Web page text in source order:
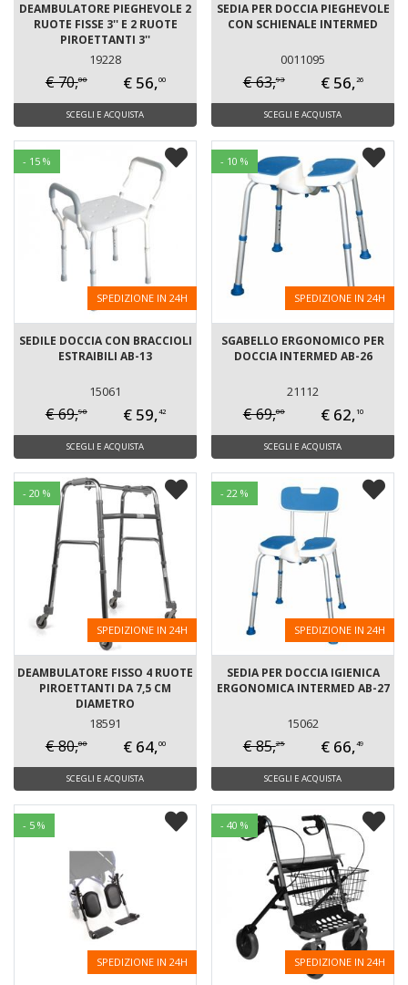
DEAMBULATORE PIEGHEVOLE 2
RUOTE FISSE 3'' E 2 RUOTE
PIROETTANTI 3''
19228
€ 70,00 € 56,00
SCEGLI E ACQUISTA
SEDIA PER DOCCIA PIEGHEVOLE
CON SCHIENALE INTERMED
0011095
€ 63,93 € 56,26
SCEGLI E ACQUISTA
- 15 %
SPEDIZIONE IN 24H
SEDILE DOCCIA CON BRACCIOLI
ESTRAIBILI AB-13
15061
€ 69,90 € 59,42
SCEGLI E ACQUISTA
- 10 %
SPEDIZIONE IN 24H
SGABELLO ERGONOMICO PER
DOCCIA INTERMED AB-26
21112
€ 69,00 € 62, 10
SCEGLI E ACQUISTA
- 20 %
SPEDIZIONE IN 24H
DEAMBULATORE FISSO 4 RUOTE
PIROETTANTI DA 7,5 CM
DIAMETRO
18591
€ 80,00 € 64,00
SCEGLI E ACQUISTA
- 22 %
SPEDIZIONE IN 24H
SEDIA PER DOCCIA IGIENICA
ERGONOMICA INTERMED AB-27
15062
€ 85,25 € 66,49
SCEGLI E ACQUISTA
- 5 %
SPEDIZIONE IN 24H
- 40 %
SPEDIZIONE IN 24H